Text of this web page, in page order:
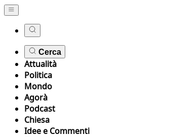
Cerca
Attualità
Politica
Mondo
Agorà
Podcast
Chiesa
Idee e Commenti